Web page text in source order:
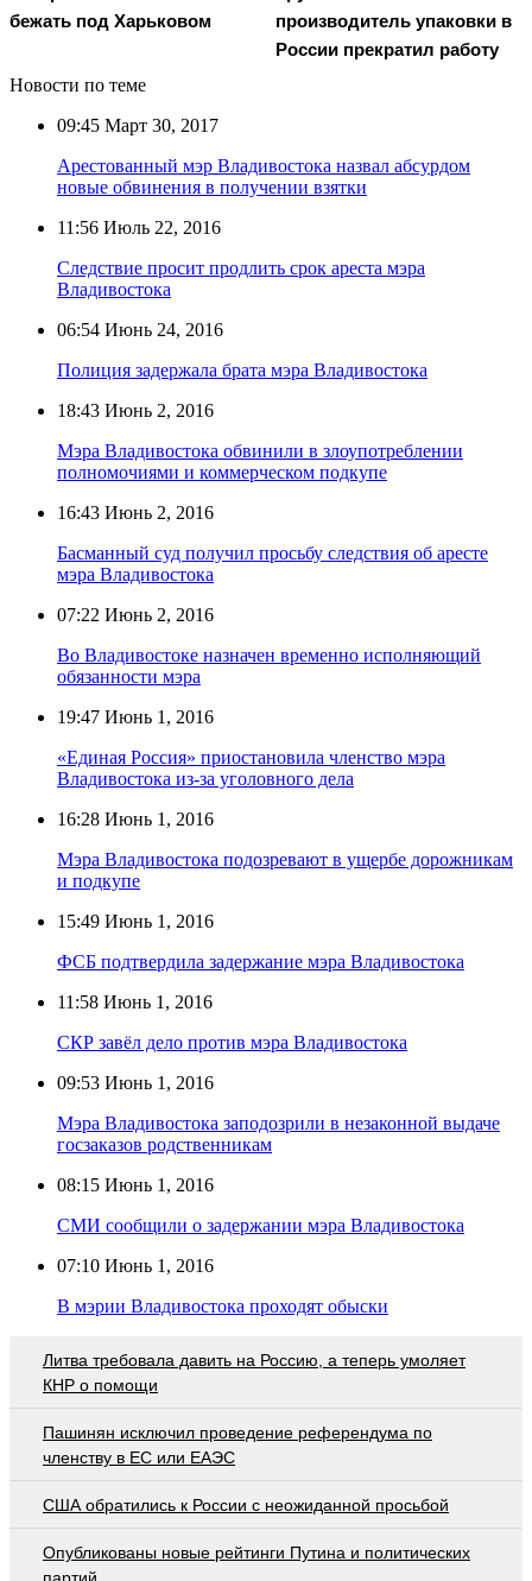
бежать под Харьковом
производитель упаковки в
России прекратил работу
Новости по теме
09:45 Март 30, 2017
Арестованный мэр Владивостока назвал абсурдом
новые обвинения в получении взятки
11:56 Июль 22, 2016
Следствие просит продлить срок ареста мэра
Владивостока
06:54 Июнь 24, 2016
Полиция задержала брата мэра Владивостока
18:43 Июнь 2, 2016
Мэра Владивостока обвинили в злоупотреблении
полномочиями и коммерческом подкупе
16:43 Июнь 2, 2016
Басманный суд получил просьбу следствия об аресте
мэра Владивостока
07:22 Июнь 2, 2016
Во Владивостоке назначен временно исполняющий
обязанности мэра
19:47 Июнь 1, 2016
«Единая Россия» приостановила членство мэра
Владивостока из-за уголовного дела
16:28 Июнь 1, 2016
Мэра Владивостока подозревают в ущербе дорожникам
и подкупе
15:49 Июнь 1, 2016
ФСБ подтвердила задержание мэра Владивостока
11:58 Июнь 1, 2016
СКР завёл дело против мэра Владивостока
09:53 Июнь 1, 2016
Мэра Владивостока заподозрили в незаконной выдаче
госзаказов родственникам
08:15 Июнь 1, 2016
СМИ сообщили о задержании мэра Владивостока
07:10 Июнь 1, 2016
В мэрии Владивостока проходят обыски
Литва требовала давить на Россию, а теперь умоляет
КНР о помощи
Пашинян исключил проведение референдума по
членству в ЕС или ЕАЭС
США обратились к России с неожиданной просьбой
Опубликованы новые рейтинги Путина и политических
партий